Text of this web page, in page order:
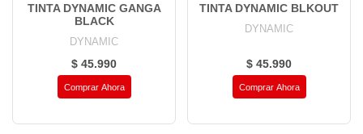
TINTA DYNAMIC GANGA
BLACK
DYNAMIC
$ 45.990
Comprar Ahora
TINTA DYNAMIC BLKOUT
DYNAMIC
$ 45.990
Comprar Ahora